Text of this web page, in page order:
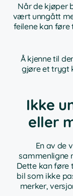
Når de kjøper
vært unngått
feilene kan
Å kjenne til
gjøre et trygt
Ikke
eller
En av de
sammenligne
Dette kan føre
bil som ikke
merker,